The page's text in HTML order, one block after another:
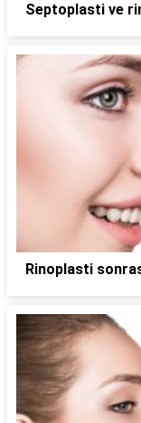
Septoplasti ve
Rinoplasti